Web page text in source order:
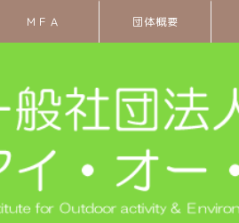
ＭＦＡ 団体概要